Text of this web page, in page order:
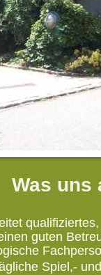
Was uns
guten
Spiel,-